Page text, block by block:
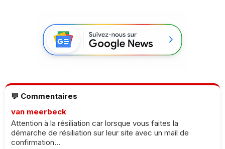
💬 Commentaires
van meerbeck
Attention à la résiliation car lorsque vous faites la
démarche de résiliation sur leur site avec un mail de
confirmation...